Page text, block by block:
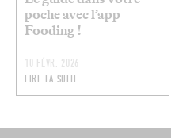
poche avec l’app
Fooding !
10 FÉVR. 2026
LIRE LA SUITE